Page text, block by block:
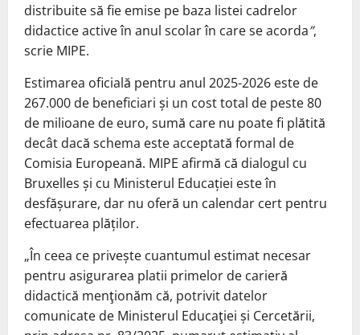
distribuite să fie emise pe baza listei cadrelor
didactice active în anul scolar în care se acorda”,
scrie MIPE.
Estimarea oficială pentru anul 2025-2026 este de
267.000 de beneficiari și un cost total de peste 80
de milioane de euro, sumă care nu poate fi plătită
decât dacă schema este acceptată formal de
Comisia Europeană. MIPE afirmă că dialogul cu
Bruxelles și cu Ministerul Educației este în
desfășurare, dar nu oferă un calendar cert pentru
efectuarea plăților.
„În ceea ce privește cuantumul estimat necesar
pentru asigurarea platii primelor de carieră
didactică menţionăm că, potrivit datelor
comunicate de Ministerul Educaţiei și Cercetării,